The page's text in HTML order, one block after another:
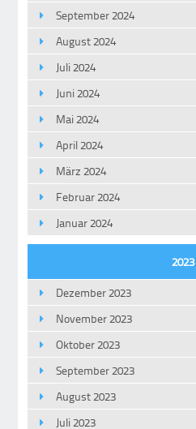
September 2024
August 2024
Juli 2024
Juni 2024
Mai 2024
April 2024
März 2024
Februar 2024
Januar 2024
2023
Dezember 2023
November 2023
Oktober 2023
September 2023
August 2023
Juli 2023